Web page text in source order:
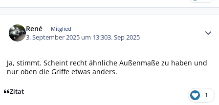
René Mitglied
3. September 2025 um 13:303. Sep 2025
Ja, stimmt. Scheint recht ähnliche Außenmaße zu haben und
nur oben die Griffe etwas anders.
Zitat 1